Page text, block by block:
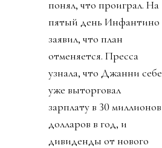
понял, что проиграл. На
пятый день Инфантино
заявил, что план
отменяется. Пресса
узнала, что Джанни себе
уже выторговал
зарплату в 30 миллионов
долларов в год, и
дивиденды от нового